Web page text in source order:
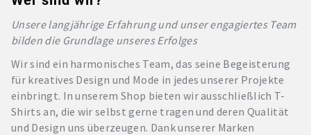
Unsere langjährige Erfahrung und unser engagiertes Team
bilden die Grundlage unseres Erfolges
Wir sind ein harmonisches Team, das seine Begeisterung
für kreatives Design und Mode in jedes unserer Projekte
einbringt. In unserem Shop bieten wir ausschließlich T-
Shirts an, die wir selbst gerne tragen und deren Qualität
und Design uns überzeugen. Dank unserer Marken